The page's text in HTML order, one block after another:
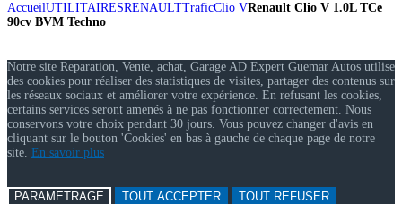
AccueilUTILITAIRESRENAULTTraficClio VRenault Clio V 1.0L TCe
90cv BVM Techno
Notre site Reparation, Vente, achat, Garage AD Expert Guemar Autos utilise
des cookies pour réaliser des statistiques de visites, partager des contenus sur
les réseaux sociaux et améliorer votre expérience. En refusant les cookies,
certains services seront amenés à ne pas fonctionner correctement. Nous
conservons votre choix pendant 30 jours. Vous pouvez changer d'avis en
cliquant sur le bouton 'Cookies' en bas à gauche de chaque page de notre
site. En savoir plus
PARAMETRAGE TOUT ACCEPTER
TOUT REFUSER